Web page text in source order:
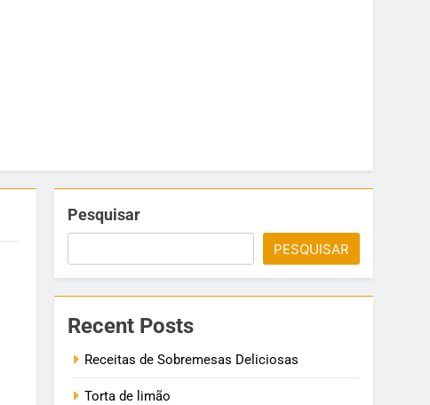
Pesquisar
PESQUISAR
Recent Posts
Receitas de Sobremesas Deliciosas
Torta de limão